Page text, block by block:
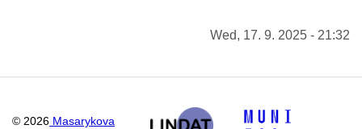
Wed, 17. 9. 2025 - 21:32
© 2026 Masarykova